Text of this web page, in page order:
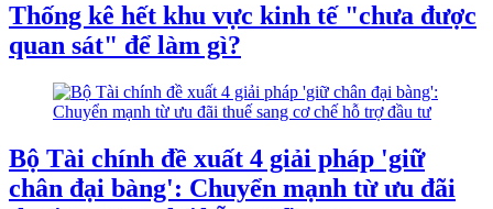
Thống kê hết khu vực kinh tế "chưa được
quan sát" để làm gì?
Bộ Tài chính đề xuất 4 giải pháp 'giữ
chân đại bàng': Chuyển mạnh từ ưu đãi